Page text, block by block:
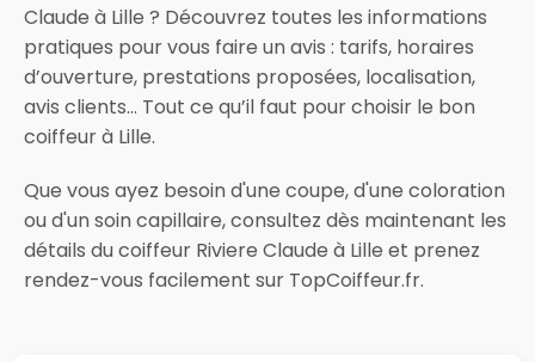
Claude à Lille ? Découvrez toutes les informations
pratiques pour vous faire un avis : tarifs, horaires
d’ouverture, prestations proposées, localisation,
avis clients… Tout ce qu’il faut pour choisir le bon
coiffeur à Lille.
Que vous ayez besoin d'une coupe, d'une coloration
ou d'un soin capillaire, consultez dès maintenant les
détails du coiffeur Riviere Claude à Lille et prenez
rendez-vous facilement sur TopCoiffeur.fr.